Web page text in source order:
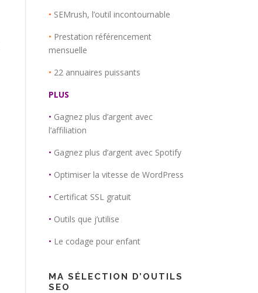
• SEMrush, l’outil incontournable
• Prestation référencement
mensuelle
• 22 annuaires puissants
PLUS
• Gagnez plus d’argent avec
l’affiliation
• Gagnez plus d’argent avec Spotify
• Optimiser la vitesse de WordPress
• Certificat SSL gratuit
• Outils que j’utilise
• Le codage pour enfant
MA SÉLECTION D’OUTILS
SEO